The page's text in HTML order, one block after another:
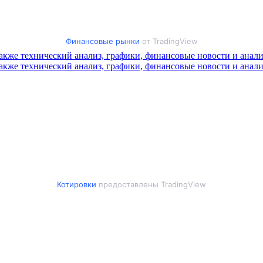
Финансовые рынки от TradingView
Котировки предоставлены TradingView